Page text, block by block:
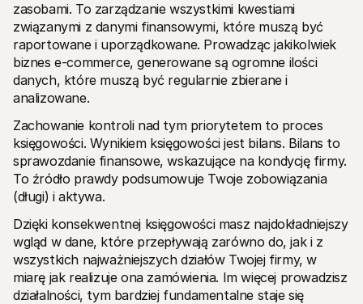
zasobami. To zarządzanie wszystkimi kwestiami
związanymi z danymi finansowymi, które muszą być
raportowane i uporządkowane. Prowadząc jakikolwiek
biznes e-commerce, generowane są ogromne ilości
danych, które muszą być regularnie zbierane i
analizowane.
Zachowanie kontroli nad tym priorytetem to proces
księgowości. Wynikiem księgowości jest bilans. Bilans to
sprawozdanie finansowe, wskazujące na kondycję firmy.
To źródło prawdy podsumowuje Twoje zobowiązania
(długi) i aktywa.
Dzięki konsekwentnej księgowości masz najdokładniejszy
wgląd w dane, które przepływają zarówno do, jak i z
wszystkich najważniejszych działów Twojej firmy, w
miarę jak realizuje ona zamówienia. Im więcej prowadzisz
działalności, tym bardziej fundamentalne staje się